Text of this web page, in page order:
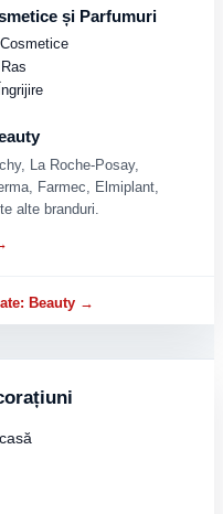
și Parfumuri
La Roche-Posay,
Farmec, Elmiplant,
alte branduri.
Beauty →